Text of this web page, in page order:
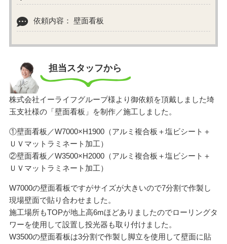
依頼内容： 壁面看板
担当スタッフから
株式会社イーライフグループ様より御依頼を頂戴しました埼
玉支社様の「壁面看板」を制作／施工しました。
①壁面看板／W7000×H1900（アルミ複合板＋塩ビシート＋
ＵＶマットラミネート加工）
②壁面看板／W3500×H2000（アルミ複合板＋塩ビシート＋
ＵＶマットラミネート加工）
W7000の壁面看板ですがサイズが大きいので7分割で作製し
現場壁面で貼り合わせました。
施工場所もTOPが地上高6mほどありましたのでローリングタ
ワーを使用して設置し投光器も取り付けました。
W3500の壁面看板は3分割で作製し脚立を使用して壁面に貼